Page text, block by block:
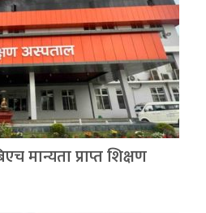
मान्यता प्राप्त शिक्षण